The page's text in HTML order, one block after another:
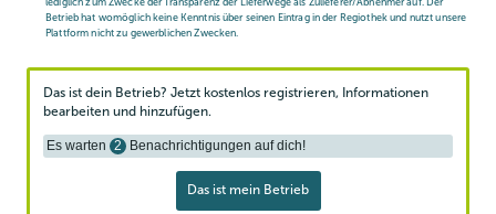
Betrieb hat womöglich keine Kenntnis über seinen Eintrag in der Regiothek und nutzt unsere
Plattform nicht zu gewerblichen Zwecken.
Das ist dein Betrieb? Jetzt kostenlos registrieren, Informationen
bearbeiten und hinzufügen.
Es warten 2 Benachrichtigungen auf dich!
Das ist mein Betrieb